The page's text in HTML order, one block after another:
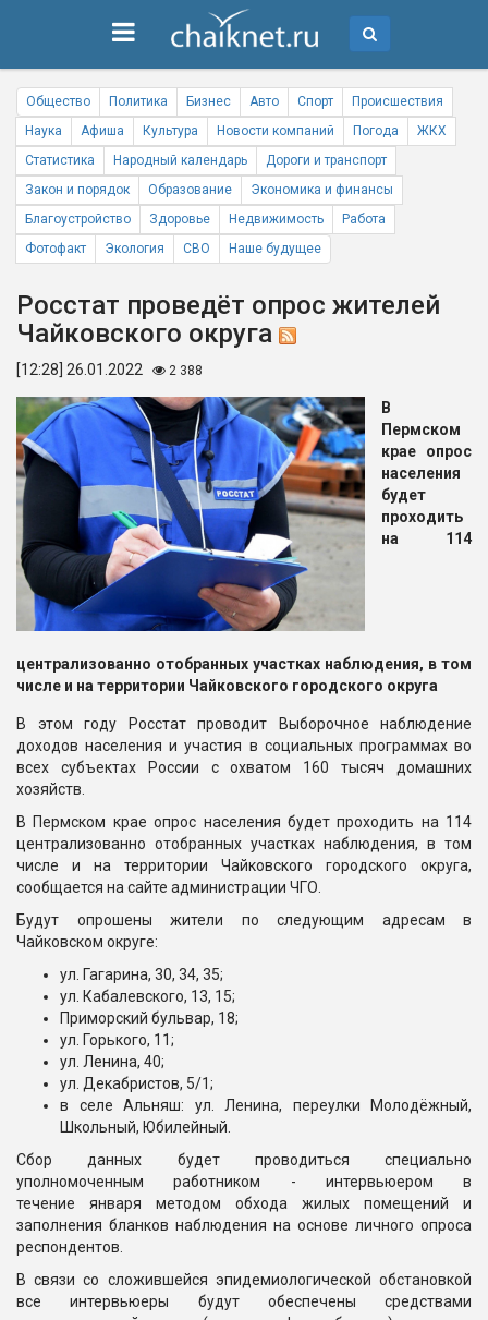
Общество Политика Бизнес Авто Спорт
Происшествия
Наука
Афиша Культура Новости компаний Погода
ЖКХ
Статистика
Народный календарь
Дороги и транспорт
Закон и порядок
Образование
Экономика и финансы
Благоустройство
Здоровье Недвижимость
Работа
Фотофакт
Экология СВО Наше будущее
Росстат проведёт опрос жителей
Чайковского округа
[12:28] 26.01.2022 2 388
В
Пермском
крае опрос
населения
будет
проходить
на 114
централизованно отобранных участках наблюдения, в том
числе и на территории Чайковского городского округа
В этом году Росстат проводит Выборочное наблюдение
доходов населения и участия в социальных программах во
всех субъектах России с охватом 160 тысяч домашних
хозяйств.
В Пермском крае опрос населения будет проходить на 114
централизованно отобранных участках наблюдения, в том
числе и на территории Чайковского городского округа,
сообщается на сайте администрации ЧГО.
Будут опрошены жители по следующим адресам в
Чайковском округе:
ул. Гагарина, 30, 34, 35;
ул. Кабалевского, 13, 15;
Приморский бульвар, 18;
ул. Горького, 11;
ул. Ленина, 40;
ул. Декабристов, 5/1;
в селе Альняш: ул. Ленина, переулки Молодёжный,
Школьный, Юбилейный.
Сбор данных будет проводиться специально
уполномоченным работником - интервьюером в
течение января методом обхода жилых помещений и
заполнения бланков наблюдения на основе личного опроса
респондентов.
В связи со сложившейся эпидемиологической обстановкой
все интервьюеры будут обеспечены средствами